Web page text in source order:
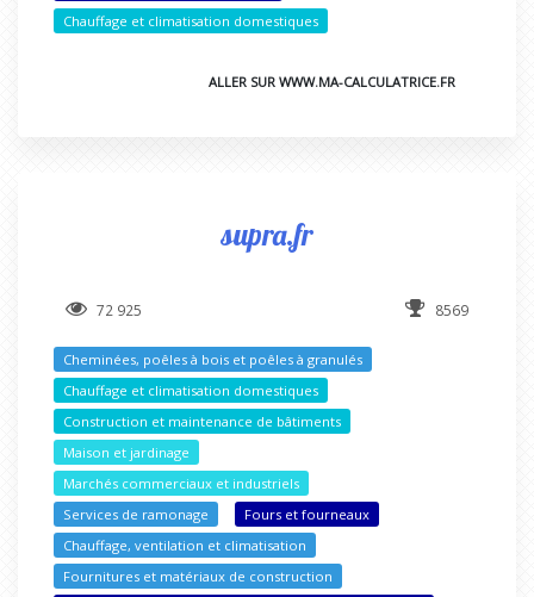
Chauffage et climatisation domestiques
ALLER SUR WWW.MA-CALCULATRICE.FR
supra.fr
72 925 8569
Cheminées, poêles à bois et poêles à granulés
Chauffage et climatisation domestiques
Construction et maintenance de bâtiments
Maison et jardinage
Marchés commerciaux et industriels
Services de ramonage
Fours et fourneaux
Chauffage, ventilation et climatisation
Fournitures et matériaux de construction